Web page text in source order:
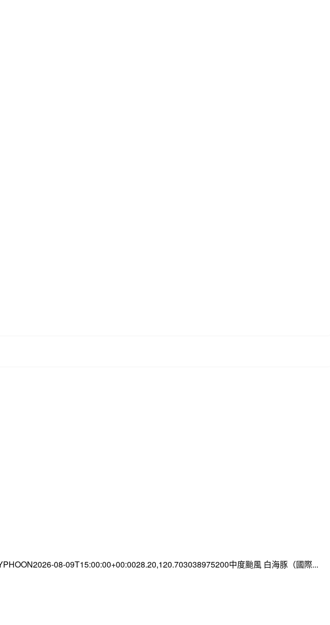
08-09T15:00:00+00:0028.20,120.703038975200中度颱風 白海豚（國際...